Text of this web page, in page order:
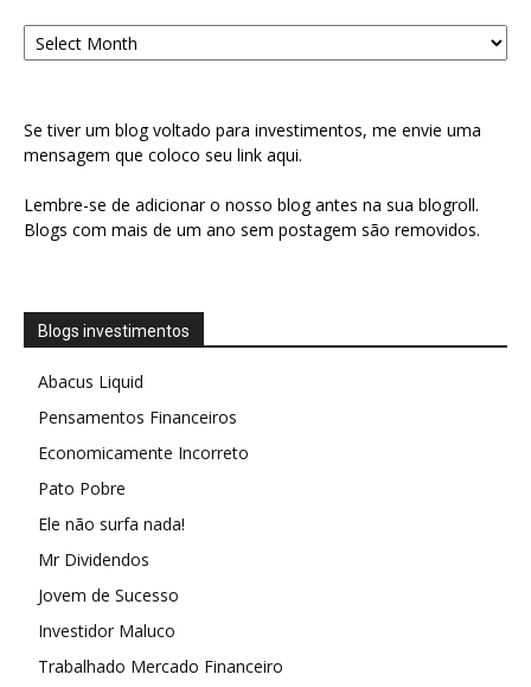
Arquivo
Se tiver um blog voltado para investimentos, me envie uma
mensagem que coloco seu link aqui.
Lembre-se de adicionar o nosso blog antes na sua blogroll.
Blogs com mais de um ano sem postagem são removidos.
Blogs investimentos
Abacus Liquid
Pensamentos Financeiros
Economicamente Incorreto
Pato Pobre
Ele não surfa nada!
Mr Dividendos
Jovem de Sucesso
Investidor Maluco
Trabalhado Mercado Financeiro